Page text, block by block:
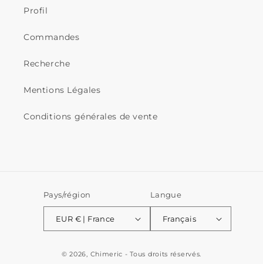
Profil
Commandes
Recherche
Mentions Légales
Conditions générales de vente
Pays/région
EUR € | France
Langue
Français
© 2026, Chimeric - Tous droits réservés.